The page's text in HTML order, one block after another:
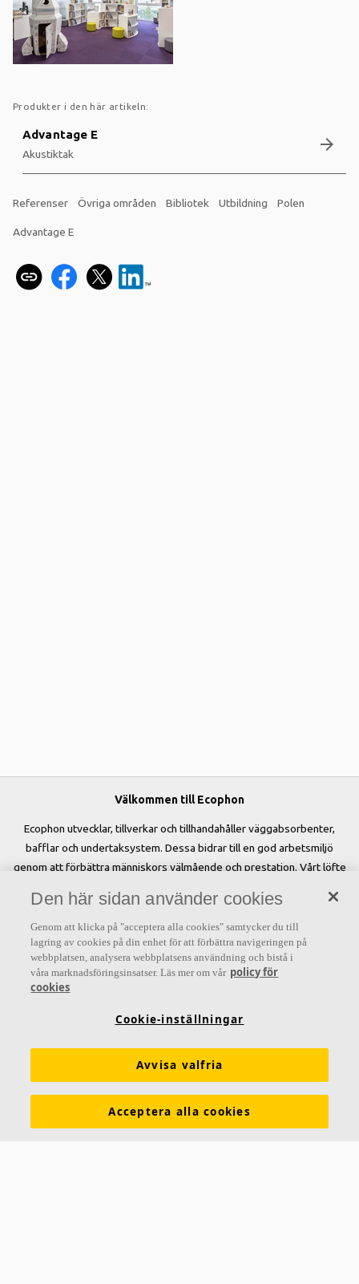
Produkter i den här artikeln:
Advantage E
Akustiktak arrow_forward
Referenser Övriga områden Bibliotek Utbildning Polen
Advantage E
Välkommen till Ecophon
Ecophon utvecklar, tillverkar och tillhandahåller väggabsorbenter,
bafflar och undertaksystem. Dessa bidrar till en god arbetsmiljö
genom att förbättra människors välmående och prestation. Vårt löfte
Letar du efter?
Kulörer och ytskikt Funktionskrav Mängdkalkylator
Prislistor Broschyrer The Lab Virtual Reality
Nyhetsrum
Den här sidan använder cookies
Genom att klicka på "acceptera alla cookies" samtycker du till
lagring av cookies på din enhet för att förbättra navigeringen på
webbplatsen, analysera webbplatsens användning och bistå i
våra marknadsföringsinsatser. Läs mer om vår policy för
cookies
Cookie-inställningar
Avvisa valfria
Acceptera alla cookies